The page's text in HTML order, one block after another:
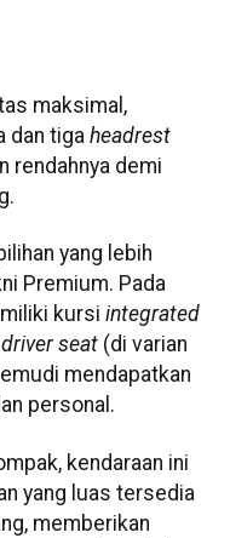
maksimal,
dan tiga headrest
rendahnya demi
yang lebih
Premium. Pada
kursi integrated
seat (di varian
mendapatkan
personal.
kendaraan ini
yang luas tersedia
memberikan